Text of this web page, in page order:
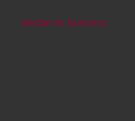
Medial im Business